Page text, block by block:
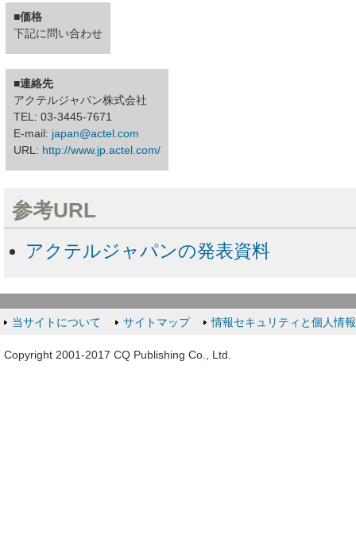
■価格
下記に問い合わせ
■連絡先
アクテルジャパン株式会社
TEL: 03-3445-7671
E-mail: japan@actel.com
URL: http://www.jp.actel.com/
参考URL
アクテルジャパンの発表資料
当サイトについて サイトマップ 情報セキュリティと個人情
Copyright 2001-2017 CQ Publishing Co., Ltd.